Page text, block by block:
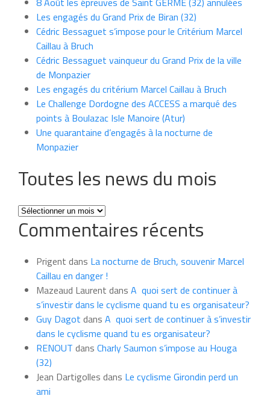
Les engagés du Grand Prix de Biran (32)
Cédric Bessaguet s’impose pour le Critérium Marcel
Caillau à Bruch
Cédric Bessaguet vainqueur du Grand Prix de la ville
de Monpazier
Les engagés du critérium Marcel Caillau à Bruch
Le Challenge Dordogne des ACCESS a marqué des
points à Boulazac Isle Manoire (Atur)
Une quarantaine d’engagés à la nocturne de
Monpazier
Toutes les news du mois
Toutes
les
news
mois
Commentaires récents
Prigent dans La nocturne de Bruch, souvenir Marcel
Caillau en danger !
Mazeaud Laurent dans A quoi sert de continuer à
s’investir dans le cyclisme quand tu es organisateur?
Guy Dagot dans A quoi sert de continuer à s’investir
dans le cyclisme quand tu es organisateur?
RENOUT dans Charly Saumon s’impose au Houga
(32)
Jean Dartigolles dans Le cyclisme Girondin perd un
ami